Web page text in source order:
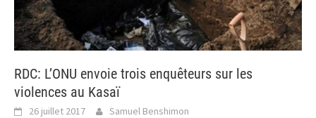
RDC: L’ONU envoie trois enquêteurs sur les
violences au Kasaï
26 juillet 2017 Samuel Benshimon